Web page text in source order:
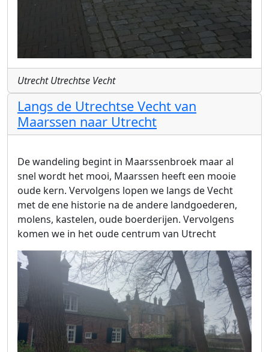
Utrecht Utrechtse Vecht
Langs de Utrechtse Vecht van
Maarssen naar Utrecht
De wandeling begint in Maarssenbroek maar al
snel wordt het mooi, Maarssen heeft een mooie
oude kern. Vervolgens lopen we langs de Vecht
met de ene historie na de andere landgoederen,
molens, kastelen, oude boerderijen. Vervolgens
komen we in het oude centrum van Utrecht